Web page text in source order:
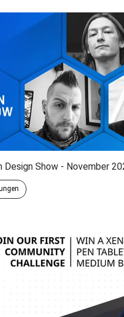
Design Show - November